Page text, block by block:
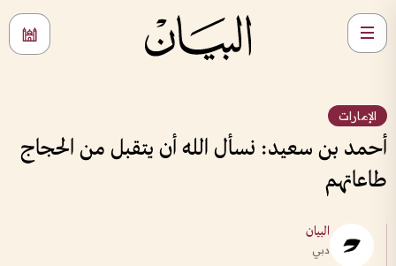
الإمارات
أحمد بن سعيد: نسأل الله أن يتقبل من الحجاج
طاعاتهم
البيان
دبي